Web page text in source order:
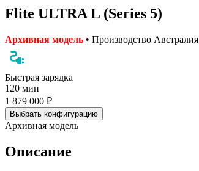
Flite ULTRA L (Series 5)
Архивная модель • Производство Австралия
Быстрая зарядка
120 мин
1 879 000 ₽
Выбрать конфигурацию
Архивная модель
Описание